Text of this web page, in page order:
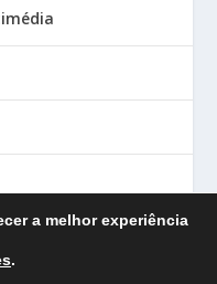
a melhor experiência
.